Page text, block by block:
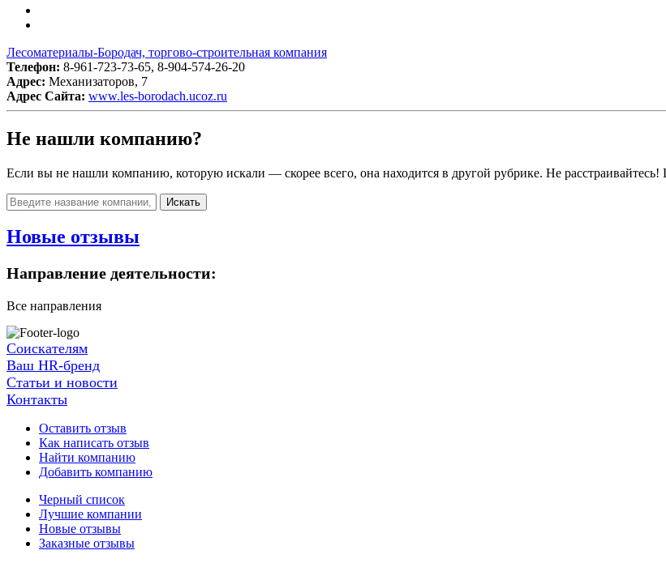
Лесоматериалы-Бородач, торгово-строительная компания
Телефон: 8-961-723-73-65, 8-904-574-26-20
Адрес: Механизаторов, 7
Адрес Сайта: www.les-borodach.ucoz.ru
Не нашли компанию?
Если вы не нашли компанию, которую искали — скорее всего, она находится в другой рубрике. Не
Искать
Новые отзывы
Направление деятельности:
Все направления
Соискателям
Ваш HR-бренд
Статьи и новости
Контакты
Оставить отзыв
Как написать отзыв
Найти компанию
Добавить компанию
Черный список
Лучшие компании
Новые отзывы
Заказные отзывы